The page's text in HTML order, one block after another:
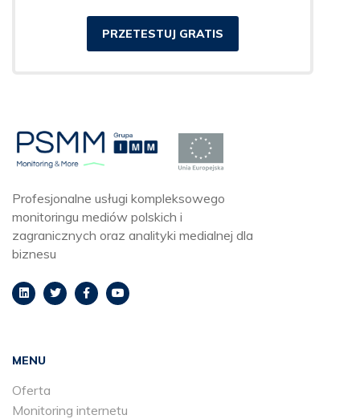
PRZETESTUJ GRATIS
Profesjonalne usługi kompleksowego
monitoringu mediów polskich i
zagranicznych oraz analityki medialnej dla
biznesu
MENU
Oferta
Monitoring internetu